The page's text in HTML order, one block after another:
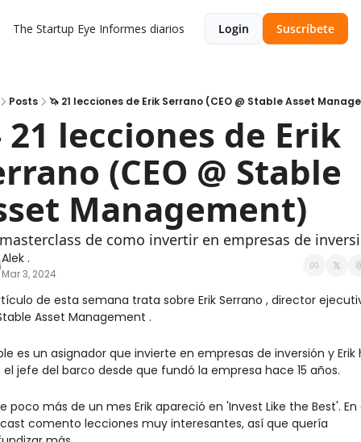
The Startup Eye Informes diarios Login Suscríbete
Posts 🦄 21 lecciones de Erik Serrano (CEO @ Stable Asset
21 lecciones de Erik
(CEO @ Stable
Management)
de como invertir en empresas de
Alek .
Mar 3, 2024
de esta semana trata sobre Erik Serrano , director
Asset Management .
es un asignador que invierte en empresas de inversión y Erik
el jefe del barco desde que fundó la empresa hace 15 años.
poco más de un mes Erik apareció en 'Invest Like the Best'. En
comento lecciones muy interesantes, así que quería